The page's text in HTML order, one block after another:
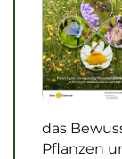
das
Pflanzen